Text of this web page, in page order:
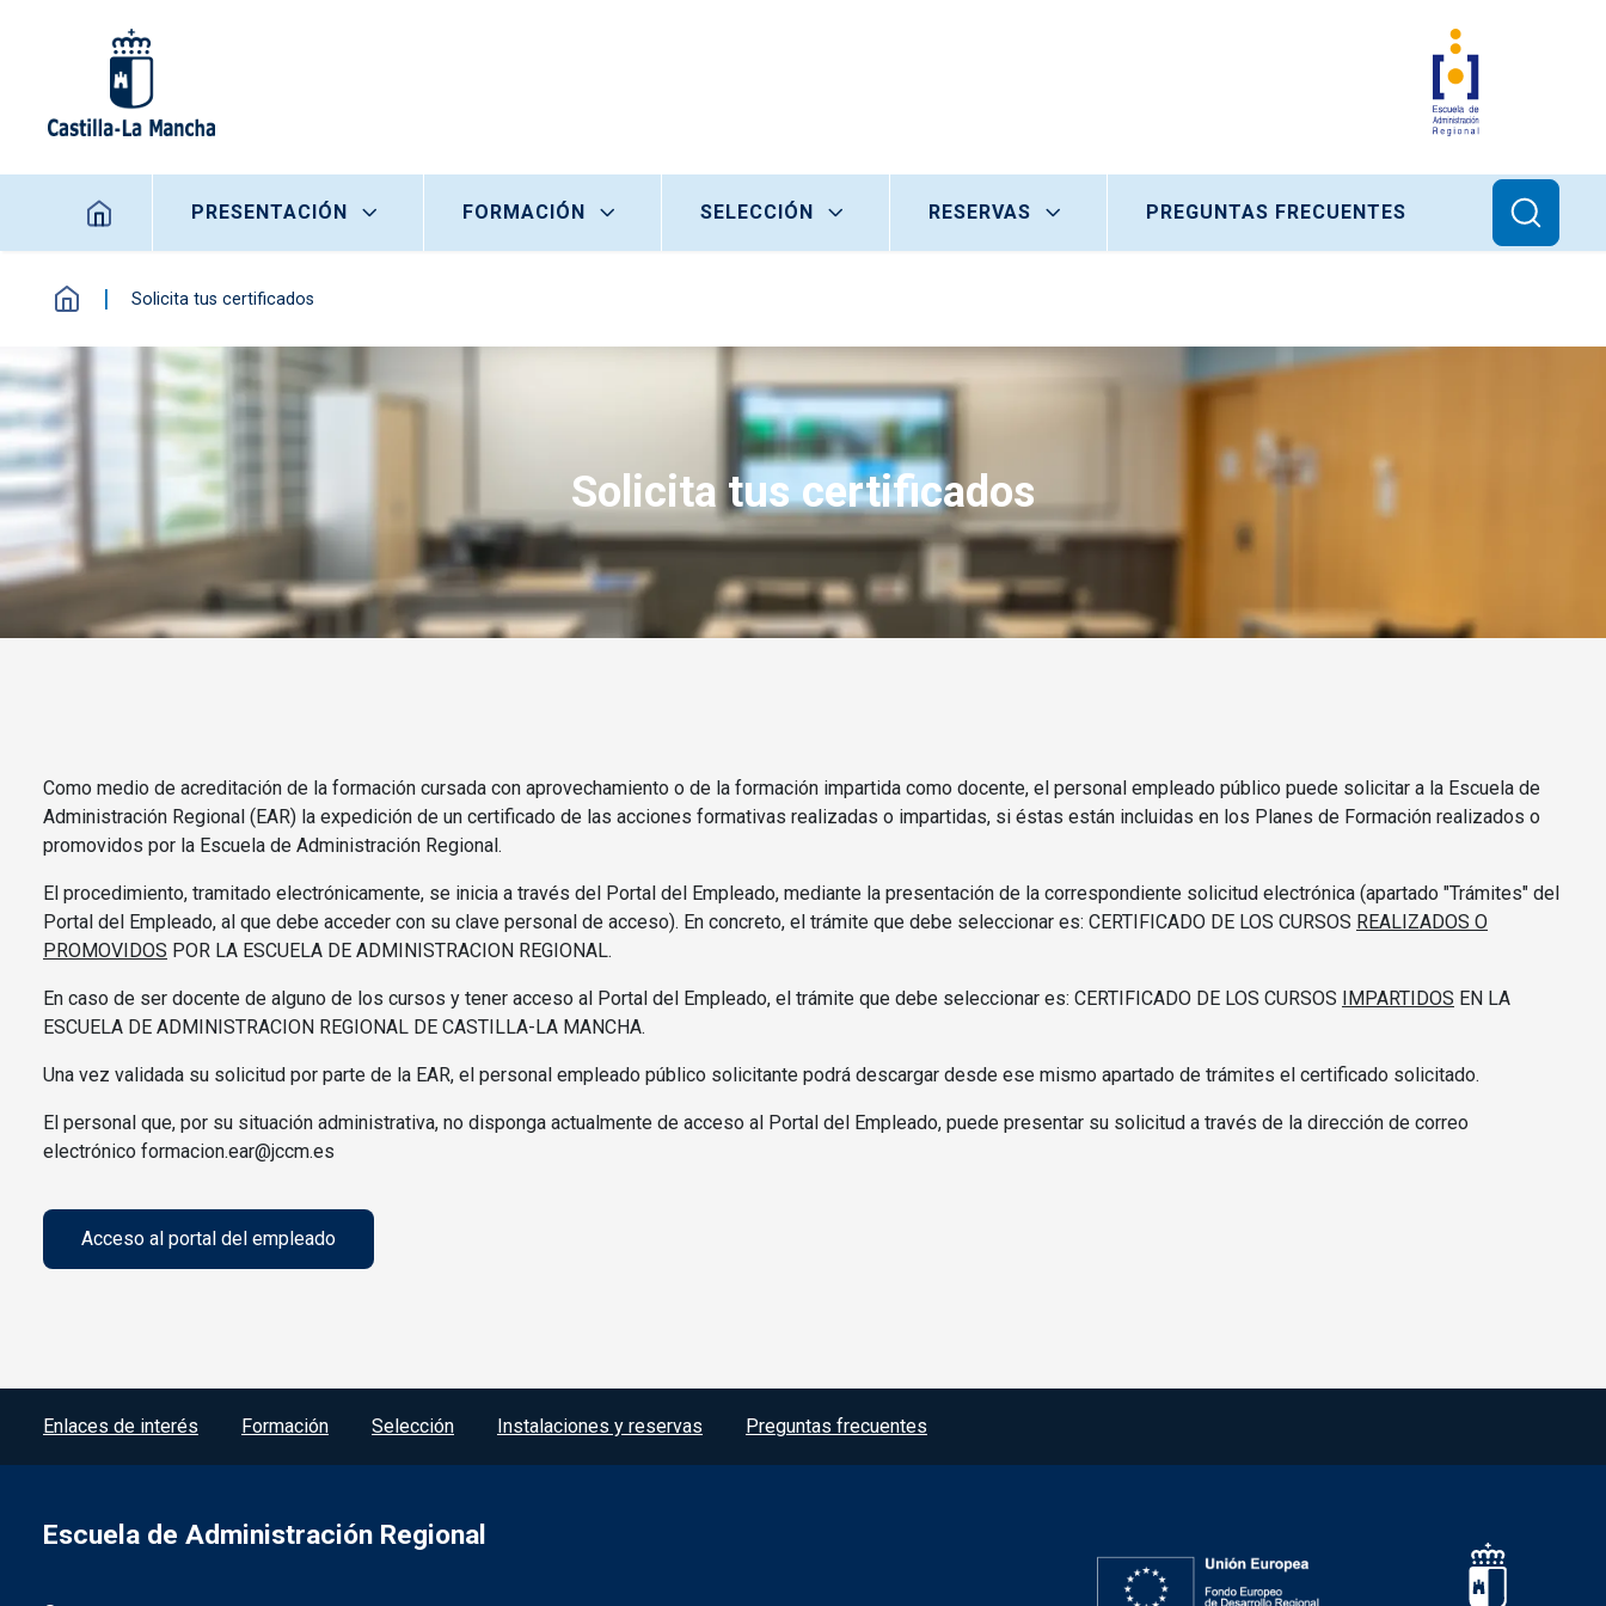
Navegación principal
PRESENTACIÓN FORMACIÓN SELECCIÓN RESERVAS PREGUNTAS FRECUENTES
Solicita tus certificados
Solicita tus certificados
Como medio de acreditación de la formación cursada con aprovechamiento o de la formación impartida como docente, el personal empleado público puede solicitar a la Escuela de
Administración Regional (EAR) la expedición de un certificado de las acciones formativas realizadas o impartidas, si éstas están incluidas en los Planes de Formación realizados o
promovidos por la Escuela de Administración Regional.
El procedimiento, tramitado electrónicamente, se inicia a través del Portal del Empleado, mediante la presentación de la correspondiente solicitud electrónica (apartado "Trámites" del
Portal del Empleado, al que debe acceder con su clave personal de acceso). En concreto, el trámite que debe seleccionar es: CERTIFICADO DE LOS CURSOS REALIZADOS O
PROMOVIDOS POR LA ESCUELA DE ADMINISTRACION REGIONAL.
En caso de ser docente de alguno de los cursos y tener acceso al Portal del Empleado, el trámite que debe seleccionar es: CERTIFICADO DE LOS CURSOS IMPARTIDOS EN LA
ESCUELA DE ADMINISTRACION REGIONAL DE CASTILLA-LA MANCHA.
Una vez validada su solicitud por parte de la EAR, el personal empleado público solicitante podrá descargar desde ese mismo apartado de trámites el certificado solicitado.
El personal que, por su situación administrativa, no disponga actualmente de acceso al Portal del Empleado, puede presentar su solicitud a través de la dirección de correo
electrónico formacion.ear@jccm.es
Acceso al portal del empleado
Menú del pie
Enlaces de interés Formación Selección Instalaciones y reservas Preguntas frecuentes
Escuela de Administración Regional